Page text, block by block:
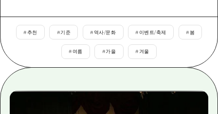
배움과 체험
기준
역사/문화
자연
야마구치(山口)현 동부
빠른 여행
당일치기
1박 2일
야마구치(山口)현 동부
에히메(愛媛)현
시마네(島根)현
히로시마 OMOTENASHI 패스
수하물 보관 및 배송 서비스
외국인 여행자용 거리 관광안내소
# 추천 #기준 # 역사/문화 # 이벤트/축제 #봄
# 여름 #가을 # 겨울